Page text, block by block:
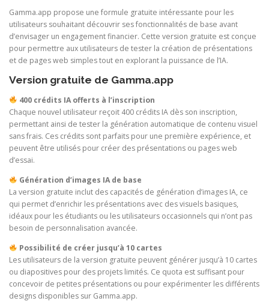
Gamma.app propose une formule gratuite intéressante pour les
utilisateurs souhaitant découvrir ses fonctionnalités de base avant
d’envisager un engagement financier. Cette version gratuite est conçue
pour permettre aux utilisateurs de tester la création de présentations
et de pages web simples tout en explorant la puissance de l’IA.
Version gratuite de Gamma.app
400 crédits IA offerts à l’inscription
Chaque nouvel utilisateur reçoit 400 crédits IA dès son inscription,
permettant ainsi de tester la génération automatique de contenu visuel
sans frais. Ces crédits sont parfaits pour une première expérience, et
peuvent être utilisés pour créer des présentations ou pages web
d’essai.
Génération d’images IA de base
La version gratuite inclut des capacités de génération d’images IA, ce
qui permet d’enrichir les présentations avec des visuels basiques,
idéaux pour les étudiants ou les utilisateurs occasionnels qui n’ont pas
besoin de personnalisation avancée.
Possibilité de créer jusqu’à 10 cartes
Les utilisateurs de la version gratuite peuvent générer jusqu’à 10 cartes
ou diapositives pour des projets limités. Ce quota est suffisant pour
concevoir de petites présentations ou pour expérimenter les différents
designs disponibles sur Gamma.app.